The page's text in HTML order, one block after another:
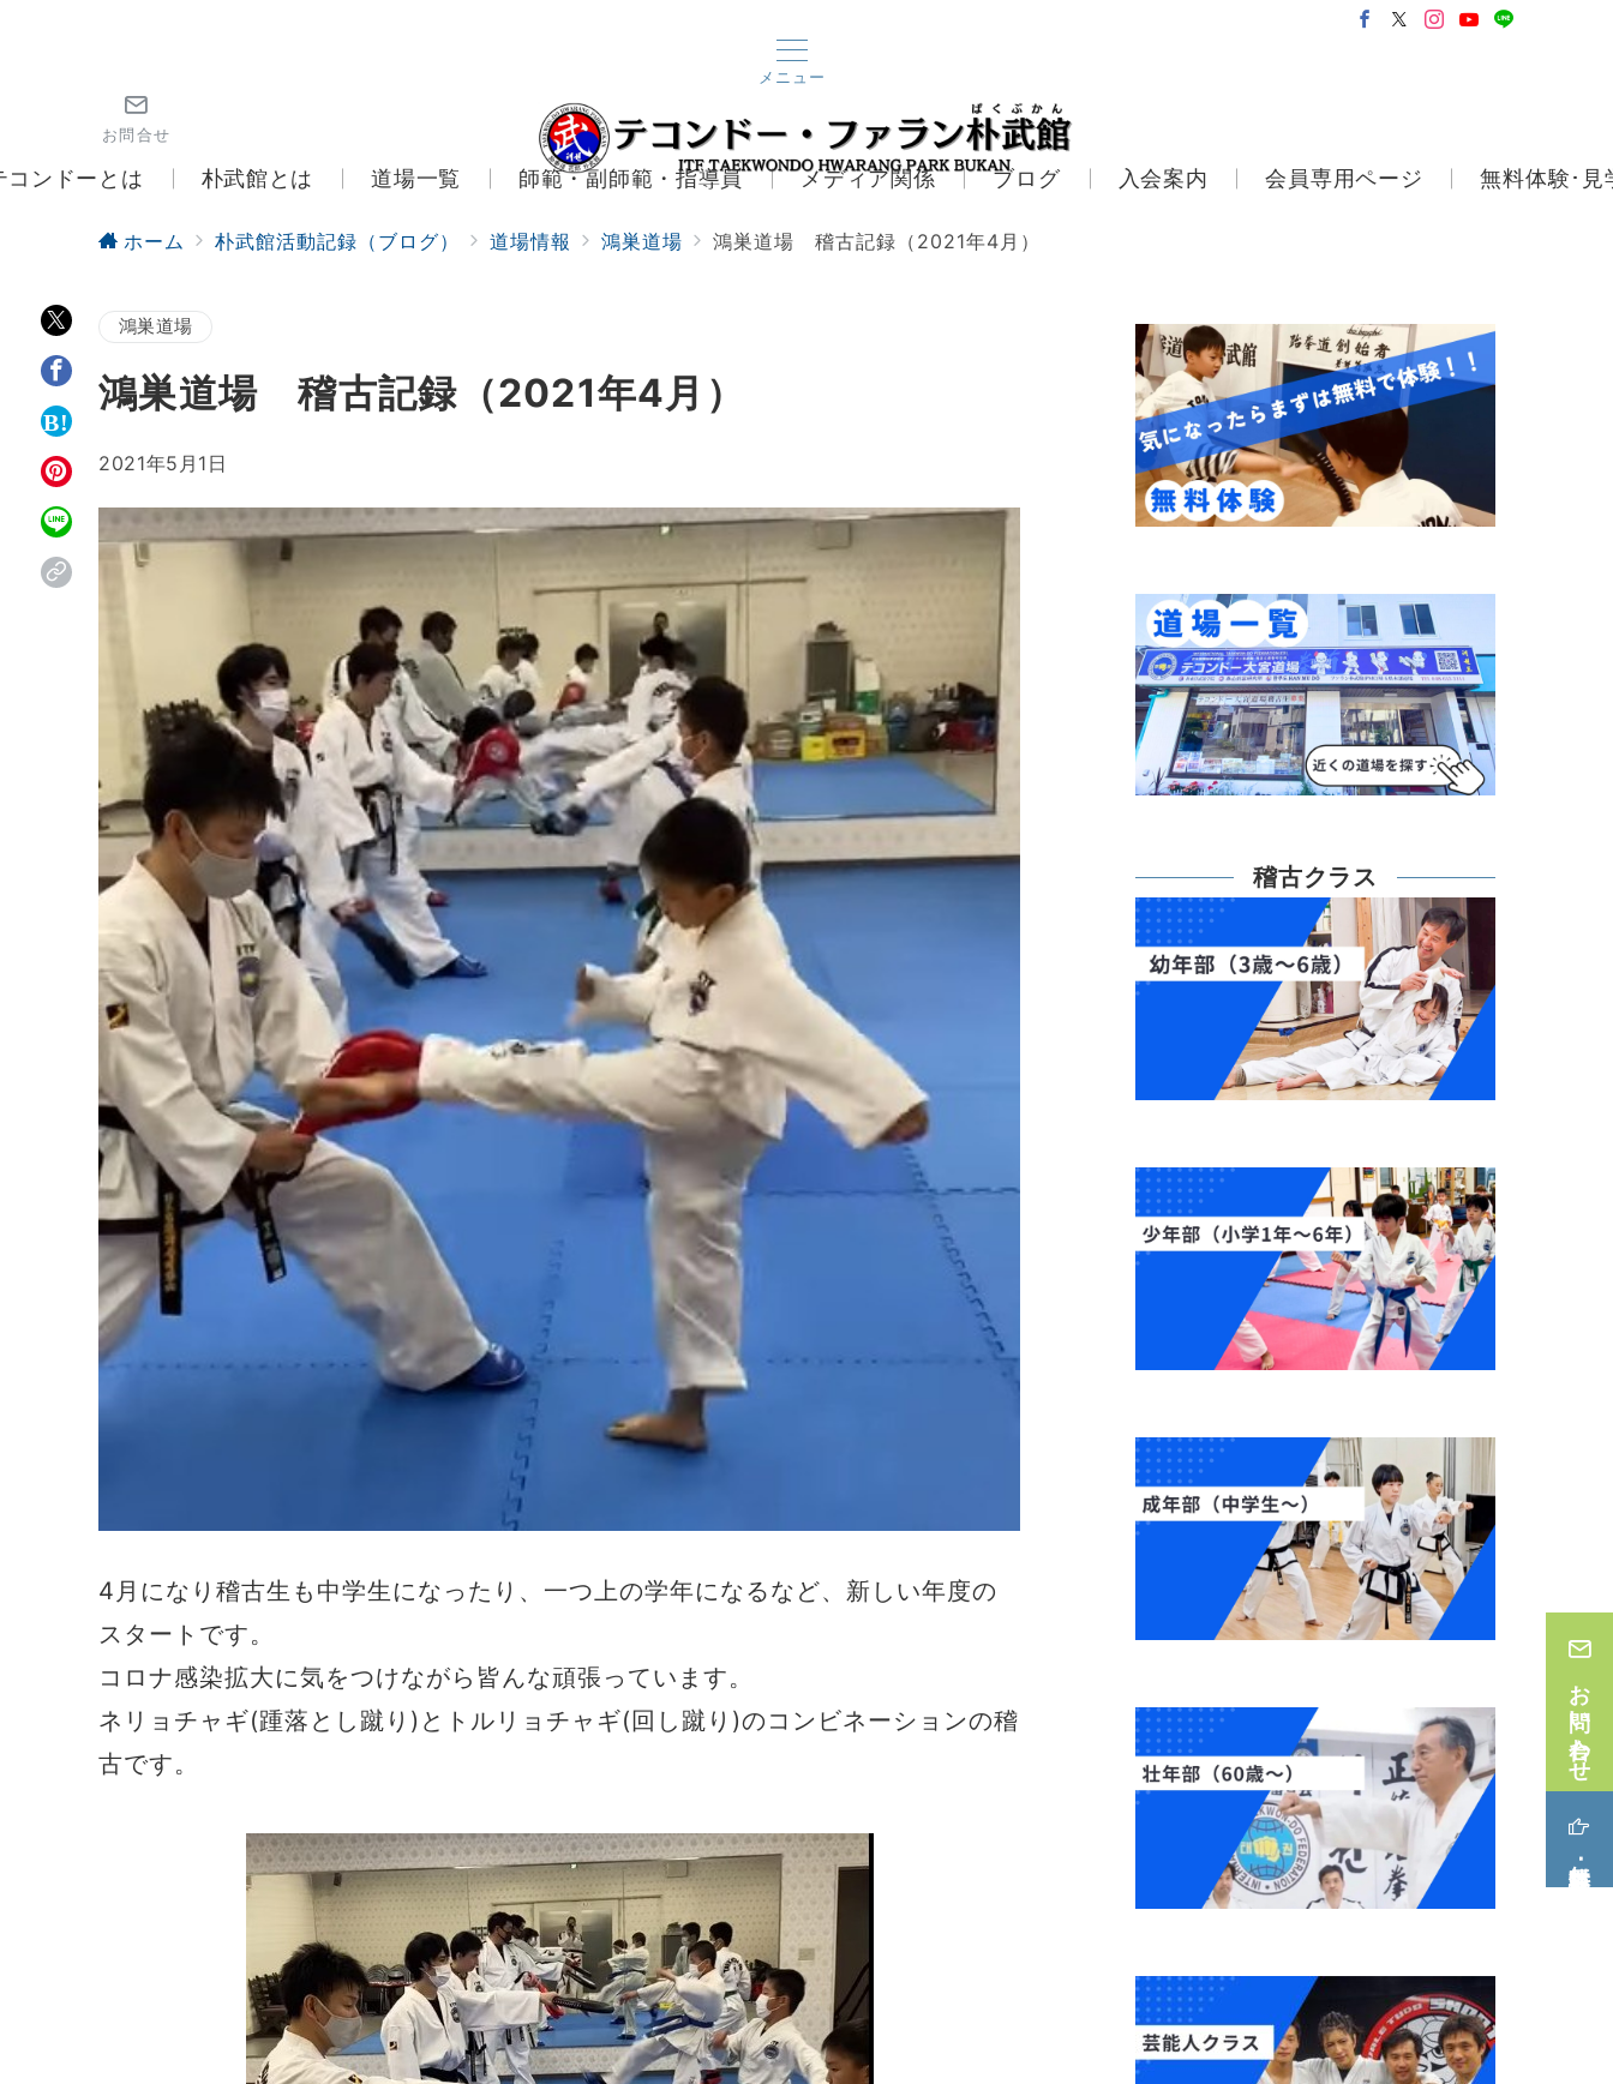
メニュー
お問合せ
コンドーとは 朴武館とは 道場一覧 師範・副師範・指導員 メディア関係 ブログ 入会案内 会員専用ページ 無料体験･見
ホーム 朴武館活動記録（ブログ） 道場情報 鴻巣道場 鴻巣道場 稽古記録（2021年4月）
鴻巣道場
鴻巣道場 稽古記録（2021年4月）
2021年5月1日
4月になり稽古生も中学生になったり、一つ上の学年になるなど、新しい年度の
スタートです。
コロナ感染拡大に気をつけながら皆んな頑張っています。
ネリョチャギ(踵落とし蹴り)とトルリョチャギ(回し蹴り)のコンビネーションの稽
古です。
稽古クラス
お問い合わせ
無料体験･見学